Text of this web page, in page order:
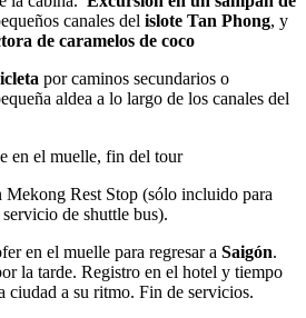
canales del islote Tan Phong, y
de caramelos de coco
por caminos secundarios o
aldea a lo largo de los canales del
en el muelle, fin del tour
Mekong Rest Stop (sólo incluido para
de shuttle bus).
en el muelle para regresar a Saigón.
la tarde. Registro en el hotel y tiempo
ciudad a su ritmo. Fin de servicios.